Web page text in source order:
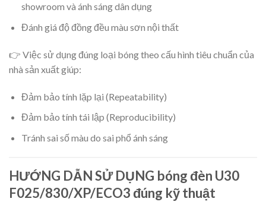
showroom và ánh sáng dân dụng
Đánh giá độ đồng đều màu sơn nội thất
👉 Việc sử dụng đúng loại bóng theo cấu hình tiêu chuẩn của
nhà sản xuất giúp:
Đảm bảo tính lặp lại (Repeatability)
Đảm bảo tính tái lập (Reproducibility)
Tránh sai số màu do sai phổ ánh sáng
HƯỚNG DẪN SỬ DỤNG bóng đèn U30
F025/830/XP/ECO3 đúng kỹ thuật